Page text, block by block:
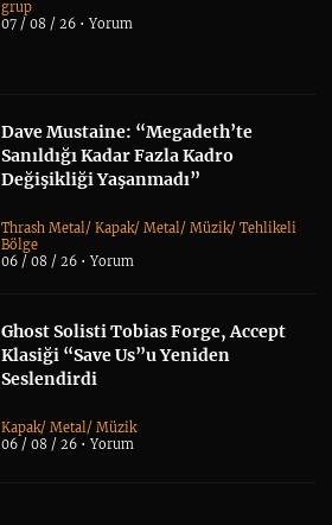
grup
07 / 08 / 26 •Yorum
Dave Mustaine: “Megadeth’te
Sanıldığı Kadar Fazla Kadro
Değişikliği Yaşanmadı”
Thrash Metal /Kapak/Metal /Müzik/Tehlikeli
Bölge
06 / 08 / 26 •Yorum
Ghost Solisti Tobias Forge, Accept
Klasiği “Save Us”u Yeniden
Seslendirdi
Kapak/Metal /Müzik
06 / 08 / 26 •Yorum